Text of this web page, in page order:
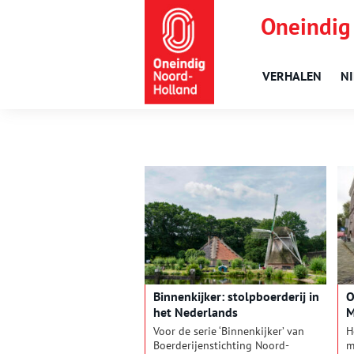
VERHALEN
Binnenkijker: stolpboerderij in
het Nederlands
Openluchtmuseum
Voor de serie ‘Binnenkijker’ van
Boerderijenstichting Noord-